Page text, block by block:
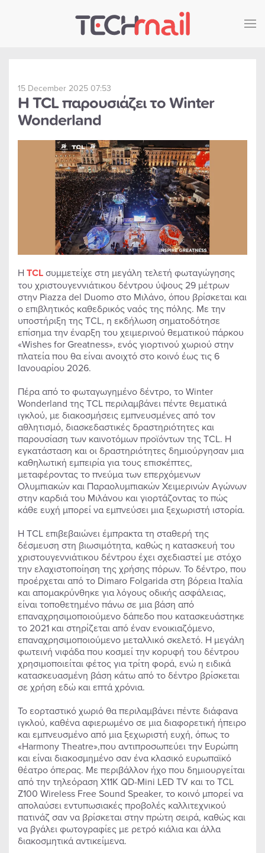
Skip to main content
15 December 2025 07:53
Η TCL παρουσιάζει το Winter
Wonderland
ΗTCLσυμμετείχε στη μεγάλη τελετή φωταγώγησης
του χριστουγεννιάτικου δέντρου ύψους 29 μέτρων
στην Piazza del Duomo στο Μιλάνο, όπου βρίσκεται και
ο επιβλητικός καθεδρικός ναός της πόλης. Με την
υποστήριξη της TCL, η εκδήλωση σηματοδότησε
επίσημα την έναρξη του χειμερινού θεματικού πάρκου
«Wishes for Greatness», ενός γιορτινού χωριού στην
πλατεία που θα είναι ανοιχτό στο κοινό έως τις 6
Ιανουαρίου 2026.
Πέρα από το φωταγωγημένο δέντρο, το Winter
Wonderland της TCL περιλαμβάνει πέντε θεματικά
ιγκλού, με διακοσμήσεις εμπνευσμένες από τον
αθλητισμό, διασκεδαστικές δραστηριότητες και
παρουσίαση των καινοτόμων προϊόντων της TCL. Η
εγκατάσταση και οι δραστηριότητες δημιούργησαν μια
καθηλωτική εμπειρία για τους επισκέπτες,
μεταφέροντας το πνεύμα των επερχόμενων
Ολυμπιακών και Παραολυμπιακών Χειμερινών Αγώνων
στην καρδιά του Μιλάνου και γιορτάζοντας το πώς
κάθε ευχή μπορεί να εμπνεύσει μια ξεχωριστή ιστορία.
Η TCL επιβεβαιώνει έμπρακτα τη σταθερή της
δέσμευση στη βιωσιμότητα, καθώς η κατασκευή του
χριστουγεννιάτικου δέντρου έχει σχεδιαστεί με στόχο
την ελαχιστοποίηση της χρήσης πόρων. Το δέντρο, που
προέρχεται από το Dimaro Folgarida στη βόρεια Ιταλία
και απομακρύνθηκε για λόγους οδικής ασφάλειας,
είναι τοποθετημένο πάνω σε μια βάση από
επαναχρησιμοποιούμενο δάπεδο που κατασκευάστηκε
το 2021 και στηρίζεται από έναν ενοικιαζόμενο,
επαναχρησιμοποιούμενο μεταλλικό σκελετό. Η μεγάλη
φωτεινή νιφάδα που κοσμεί την κορυφή του δέντρου
χρησιμοποιείται φέτος για τρίτη φορά, ενώ η ειδικά
κατασκευασμένη βάση κάτω από το δέντρο βρίσκεται
σε χρήση εδώ και επτά χρόνια.
Το εορταστικό χωριό θα περιλαμβάνει πέντε διάφανα
ιγκλού, καθένα αφιερωμένο σε μια διαφορετική ήπειρο
και εμπνευσμένο από μια ξεχωριστή ευχή, όπως το
«Harmony Theatre»,που αντιπροσωπεύει την Ευρώπη
και είναι διακοσμημένο σαν ένα κλασικό ευρωπαϊκό
θέατρο όπερας. Με περιβάλλον ήχο που δημιουργείται
από την τηλεόραση X11K QD-Mini LED TV και το TCL
Z100 Wireless Free Sound Speaker, το κοινό μπορεί να
απολαύσει εντυπωσιακές προβολές καλλιτεχνικού
πατινάζ σαν να βρίσκεται στην πρώτη σειρά, καθώς και
να βγάλει φωτογραφίες με ρετρό κιάλια και άλλα
διακοσμητικά αντικείμενα.